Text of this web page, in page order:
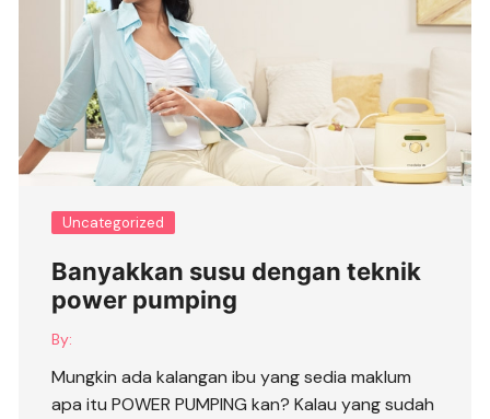
Uncategorized
Banyakkan susu dengan teknik
power pumping
By:
Mungkin ada kalangan ibu yang sedia maklum
apa itu POWER PUMPING kan? Kalau yang sudah